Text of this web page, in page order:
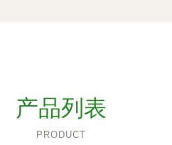
产品列表
PRODUCT